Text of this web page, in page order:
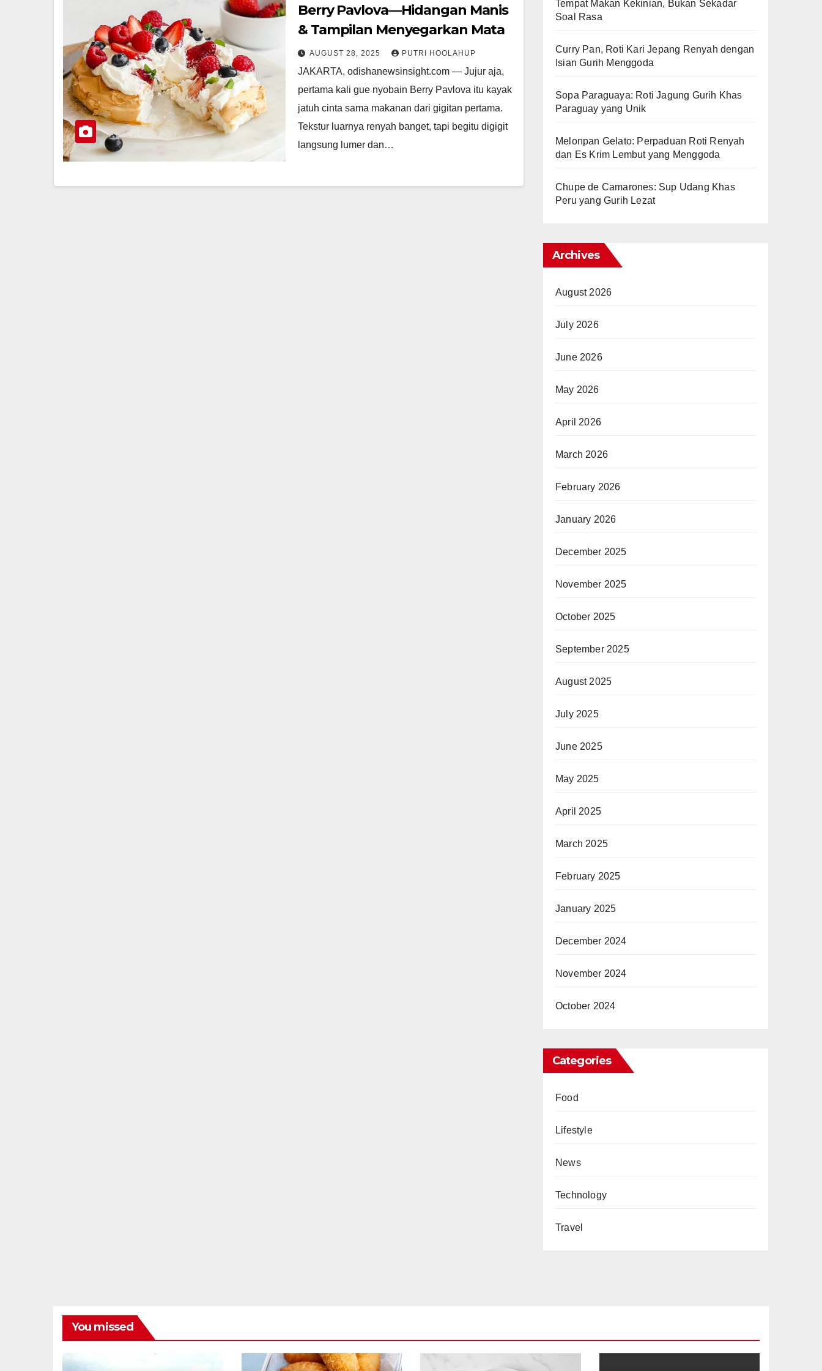
Berry Pavlova—Hidangan Manis
& Tampilan Menyegarkan Mata
AUGUST 28, 2025 PUTRI HOOLAHUP
JAKARTA, odishanewsinsight.com — Jujur aja,
pertama kali gue nyobain Berry Pavlova itu kayak
jatuh cinta sama makanan dari gigitan pertama.
Tekstur luarnya renyah banget, tapi begitu digigit
langsung lumer dan…
Tempat Makan Kekinian, Bukan Sekadar
Soal Rasa
Curry Pan, Roti Kari Jepang Renyah dengan
Isian Gurih Menggoda
Sopa Paraguaya: Roti Jagung Gurih Khas
Paraguay yang Unik
Melonpan Gelato: Perpaduan Roti Renyah
dan Es Krim Lembut yang Menggoda
Chupe de Camarones: Sup Udang Khas
Peru yang Gurih Lezat
Archives
August 2026
July 2026
June 2026
May 2026
April 2026
March 2026
February 2026
January 2026
December 2025
November 2025
October 2025
September 2025
August 2025
July 2025
June 2025
May 2025
April 2025
March 2025
February 2025
January 2025
December 2024
November 2024
October 2024
Categories
Food
Lifestyle
News
Technology
Travel
You missed